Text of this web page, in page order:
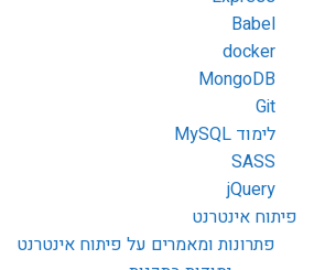
Babel
docker
MongoDB
Git
לימוד MySQL
SASS
jQuery
פיתוח אינטרנט
פתרונות ומאמרים על פיתוח אינטרנט